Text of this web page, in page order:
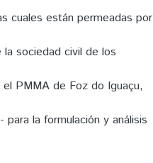
cuales están permeadas por
sociedad civil de los
PMMA de Foz do Iguaçu,
la formulación y análisis